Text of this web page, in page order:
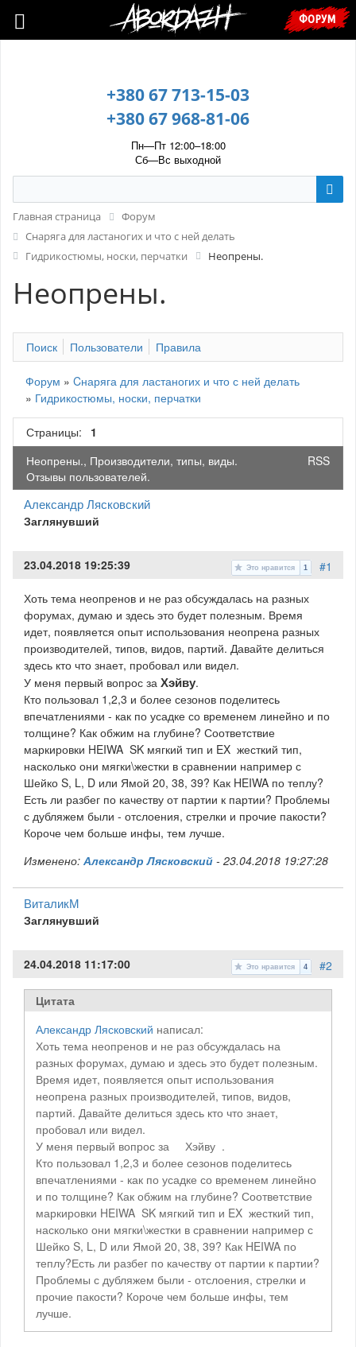
🇺🇦 У зв’язку з воєнним станом, прохання уточнювати ціну та
наявність у менеджера. 🇺🇦
+380 67 713-15-03
+380 67 968-81-06
Пн—Пт 12:00–18:00
Сб—Вс выходной
ФОРУМ
Главная страница
Форум
Cнаряга для ластаногих и что с ней делать
Гидрикостюмы, носки, перчатки
Неопрены.
Неопрены.
Поиск Пользователи Правила
Форум » Cнаряга для ластаногих и что с ней делать
» Гидрикостюмы, носки, перчатки
Страницы:
1
RSS
Неопрены., Производители, типы, виды.
Отзывы пользователей.
Александр Лясковский
Заглянувший
#1
Это нравится 1
23.04.2018 19:25:39
Хоть тема неопренов и не раз обсуждалась на разных
форумах, думаю и здесь это будет полезным. Время
идет, появляется опыт использования неопрена разных
производителей, типов, видов, партий. Давайте делиться
здесь кто что знает, пробовал или видел.
У меня первый вопрос за Хэйву.
Кто пользовал 1,2,3 и более сезонов поделитесь
впечатлениями - как по усадке со временем линейно и по
толщине? Как обжим на глубине? Соответствие
маркировки HEIWA SK мягкий тип и EX жесткий тип,
насколько они мягки\жестки в сравнении например с
Шейко S, L, D или Ямой 20, 38, 39? Как HEIWA по теплу?
Есть ли разбег по качеству от партии к партии? Проблемы
с дубляжем были - отслоения, стрелки и прочие пакости?
Короче чем больше инфы, тем лучше.
Изменено: Александр Лясковский - 23.04.2018 19:27:28
ВиталикМ
Заглянувший
#2
Это нравится 4
24.04.2018 11:17:00
Цитата
Александр Лясковский написал:
Хоть тема неопренов и не раз обсуждалась на
разных форумах, думаю и здесь это будет полезным.
Время идет, появляется опыт использования
неопрена разных производителей, типов, видов,
партий. Давайте делиться здесь кто что знает,
пробовал или видел.
У меня первый вопрос за Хэйву .
Кто пользовал 1,2,3 и более сезонов поделитесь
впечатлениями - как по усадке со временем линейно
и по толщине? Как обжим на глубине? Соответствие
маркировки HEIWA SK мягкий тип и EX жесткий тип,
насколько они мягки\жестки в сравнении например с
Шейко S, L, D или Ямой 20, 38, 39? Как HEIWA по
теплу?Есть ли разбег по качеству от партии к партии?
Проблемы с дубляжем были - отслоения, стрелки и
прочие пакости? Короче чем больше инфы, тем
лучше.